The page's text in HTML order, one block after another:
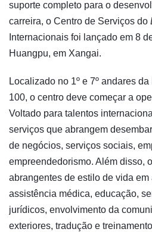
suporte completo para o
carreira, o Centro de Serviços do
Internacionais foi lançado em 8
Huangpu, em Xangai.
Localizado no 1º e 7º andares
100, o centro deve começar a
Voltado para talentos
serviços que abrangem
de negócios, serviços sociais,
empreendedorismo. Além disso,
abrangentes de estilo de vida
assistência médica, educação,
jurídicos, envolvimento da
exteriores, tradução e